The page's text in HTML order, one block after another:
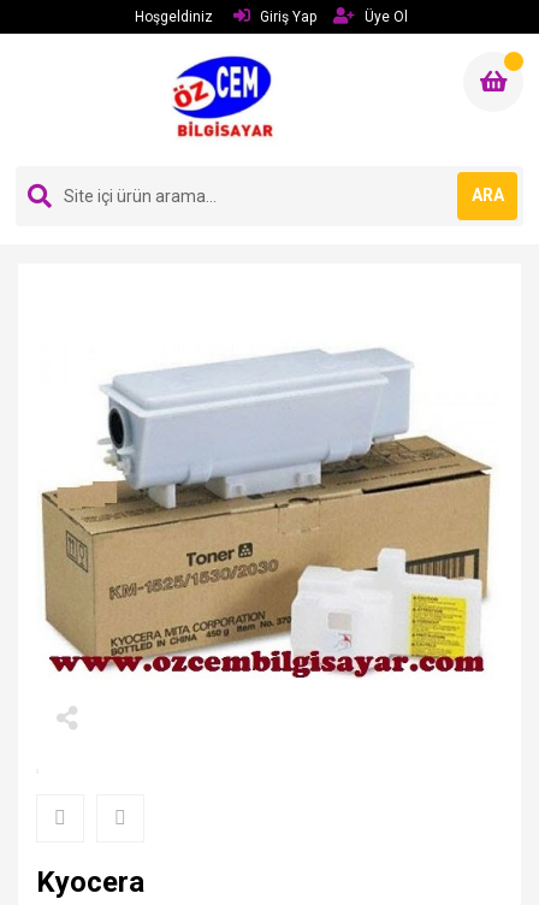
Hoşgeldiniz Giriş Yap Üye Ol
ARA
Kyocera